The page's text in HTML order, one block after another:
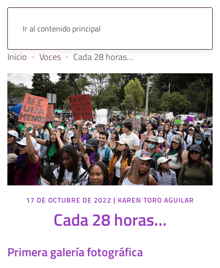
Ir al contenido principal
Inicio Voces Cada 28 horas…
17 DE OCTUBRE DE 2022 | KAREN TORO AGUILAR
Cada 28 horas…
Primera galería fotográfica